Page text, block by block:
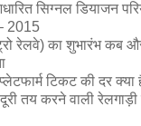
सिग्नल डियाजन
2015
रेलवे) का शुभारंभ कब
टिकट की दर
तय करने वाली